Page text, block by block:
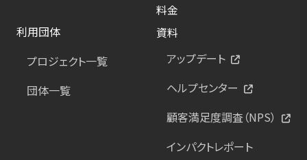
料金
利用団体
プロジェクト一覧
団体一覧
資料
アップデート
ヘルプセンター
顧客満足度調査（NPS）
インパクトレポート